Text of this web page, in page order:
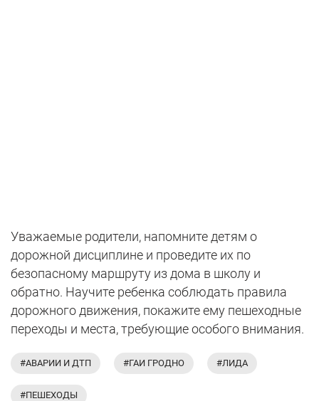
Уважаемые родители, напомните детям о
дорожной дисциплине и проведите их по
безопасному маршруту из дома в школу и
обратно. Научите ребенка соблюдать правила
дорожного движения, покажите ему пешеходные
переходы и места, требующие особого внимания.
#АВАРИИ И ДТП #ГАИ ГРОДНО #ЛИДА
#ПЕШЕХОДЫ